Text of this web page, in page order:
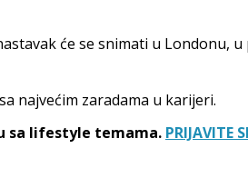
će se snimati u Londonu, u
najvećim zaradama u karijeri.
sa lifestyle temama. PRIJAVITE